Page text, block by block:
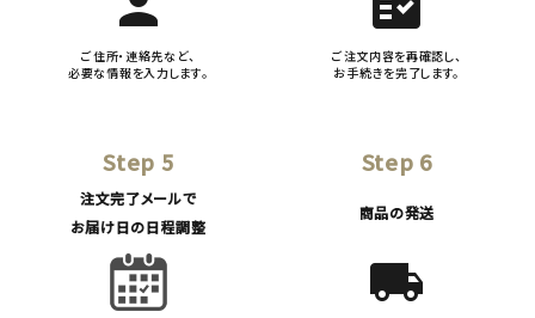
ご住所・連絡先など、
必要な情報を入力します。
ご注文内容を再確認し、
お手続きを完了します。
Step 5
注文完了メールで
お届け日の日程調整
Step 6
商品の発送
local_shipping